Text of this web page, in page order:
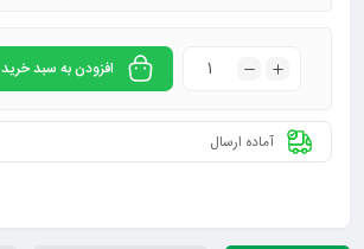
افزودن به سبد خرید
آماده ارسال